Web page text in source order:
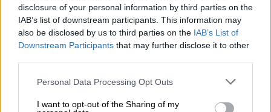
disclosure of your personal information by third parties on the
IAB’s list of downstream participants. This information may
also be disclosed by us to third parties on the IAB’s List of
Downstream Participants that may further disclose it to other
Please note that this website/app uses one or more Google
not limited to your visit or usage behaviour. You may click to
Personal Data Processing Opt Outs
I want to opt-out of the Sharing of my
«Λοιπόν, θα πρέπει να τα μειώσει. Και κάποια
στιγμή, θα το κάνει. Καλύτερα να το κάνει
γιατί δε με συμπαθεί. Ξέρετε, δε με
συμπαθεί επειδή πιστεύω πως είναι